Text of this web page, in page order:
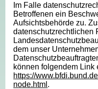
Im Falle
Betroffenen ein
Aufsichtsbehörde zu.
datenschutzrechtlichen
dem unser
können folgendem Link
https://
node.html .